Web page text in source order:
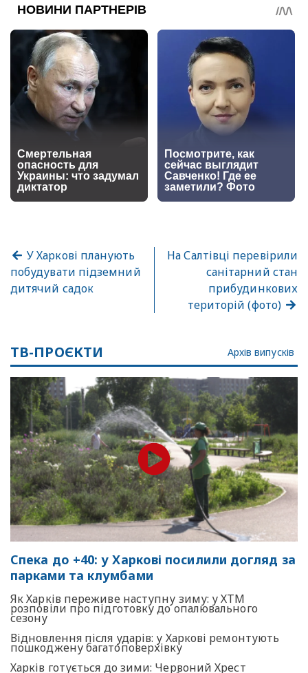
У Харкові планують
побудувати підземний
дитячий садок
На Салтівці перевірили
санітарний стан
прибудинкових
територій (фото)
ТВ-ПРОЄКТИ Архів випусків
Спека до +40: у Харкові посилили догляд за
парками та клумбами
Як Харків переживе наступну зиму: у ХТМ
розповіли про підготовку до опалювального
сезону
Відновлення після ударів: у Харкові ремонтують
пошкоджену багатоповерхівку
Харків готується до зими: Червоний Хрест